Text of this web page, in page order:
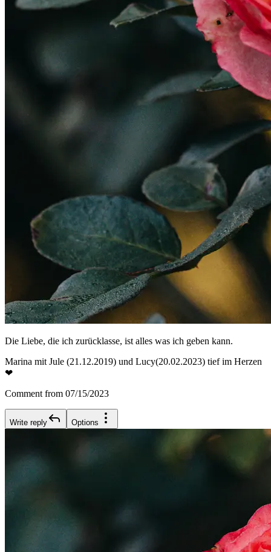
Die Liebe, die ich zurücklasse, ist alles was ich geben kann.
Marina mit Jule (21.12.2019) und Lucy(20.02.2023) tief im Herzen
❤
Comment from 07/15/2023
Write reply Options